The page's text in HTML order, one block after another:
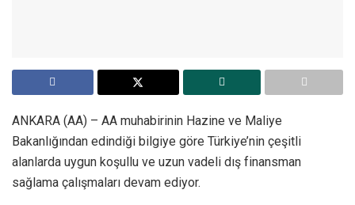
ANKARA (AA) – AA muhabirinin Hazine ve Maliye
Bakanlığından edindiği bilgiye göre Türkiye’nin çeşitli
alanlarda uygun koşullu ve uzun vadeli dış finansman
sağlama çalışmaları devam ediyor.